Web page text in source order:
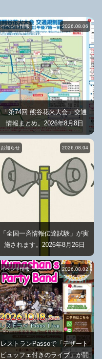
イベント情報 2026.08.06
「第74回 熊谷花火大会」交通
情報まとめ。2026年8月8日
お知らせ 2026.08.04
「全国一斉情報伝達試験」が実
施されます。2026年8月26日
イベント情報 2026.08.02
レストランPassoで「デザート
ビュッフェ付きのライブ」が開